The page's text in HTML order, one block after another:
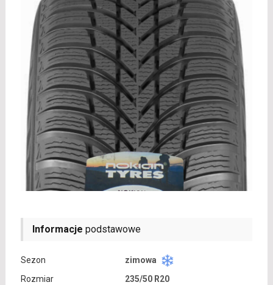
Informacje podstawowe
Sezon
zimowa
Rozmiar
235/50 R20